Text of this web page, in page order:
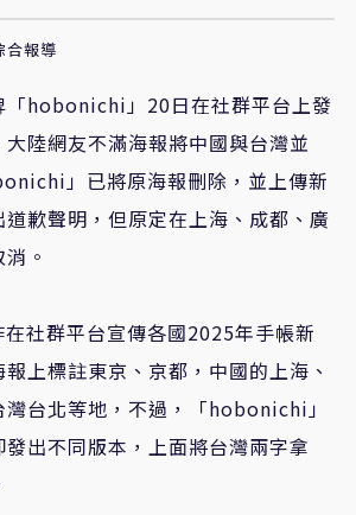
合報導
「hobonichi」20日在社群平台上發
陸網友不滿海報將中國與台灣並
」已將原海報刪除，並上傳新
歉聲明，但原定在上海、成都、廣
。
社群平台宣傳各國2025年手帳新
上標註東京、京都，中國的上海、
台北等地，不過，「hobonichi」
出不同版本，上面將台灣兩字拿